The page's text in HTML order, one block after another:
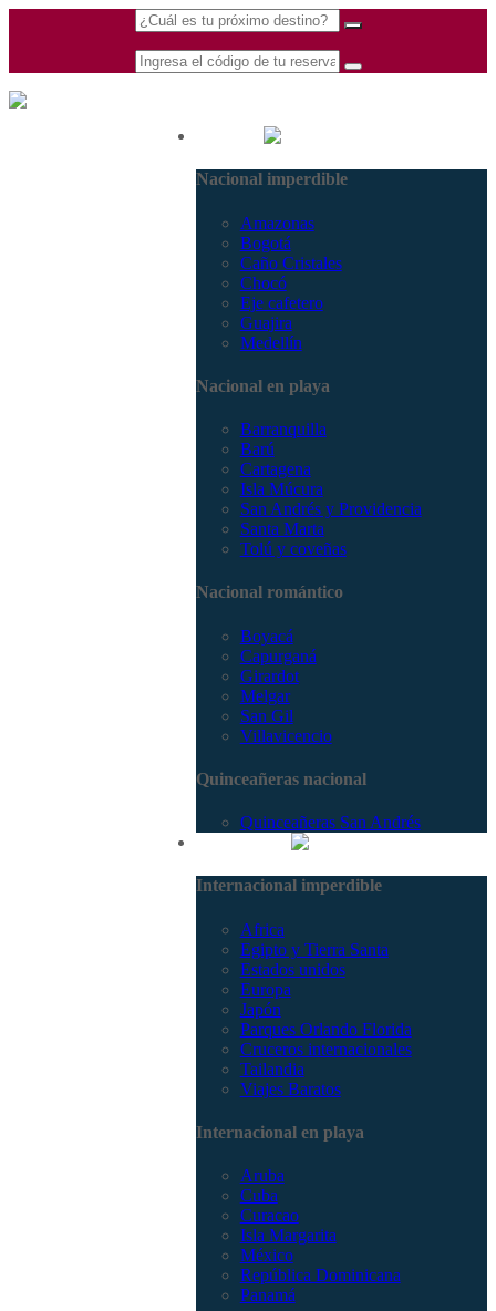
Nacional imperdible
Amazonas
Bogotá
Caño Cristales
Chocó
Eje cafetero
Guajira
Medellín
Nacional en playa
Barranquilla
Barú
Cartagena
Isla Múcura
San Andrés y Providencia
Santa Marta
Tolú y coveñas
Nacional romántico
Boyacá
Capurganá
Girardot
Melgar
San Gil
Villavicencio
Quinceañeras nacional
Quinceañeras San Andrés
Internacional imperdible
Africa
Egipto y Tierra Santa
Estados unidos
Europa
Japón
Parques Orlando Florida
Cruceros internacionales
Tailandia
Viajes Baratos
Internacional en playa
Aruba
Cuba
Curacao
Isla Margarita
México
República Dominicana
Panamá